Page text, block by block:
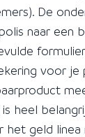
De
naar een
voor je
is heel
het geld